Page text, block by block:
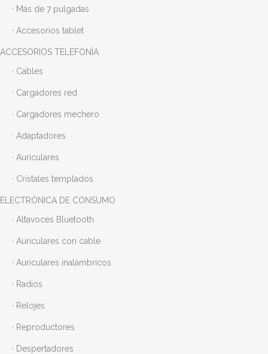
· Más de 7 pulgadas
· Accesorios tablet
ACCESORIOS TELEFONÍA
· Cables
· Cargadores red
· Cargadores mechero
· Adaptadores
· Auriculares
· Cristales templados
ELECTRÓNICA DE CONSUMO
· Altavoces Bluetooth
· Auriculares con cable
· Auriculares inalámbricos
· Radios
· Relojes
· Reproductores
· Despertadores